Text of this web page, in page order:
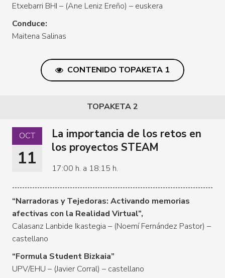
Etxebarri BHI – (Ane Leniz Ereño) – euskera
Conduce:
Maitena Salinas
CONTENIDO TOPAKETA 1
TOPAKETA 2
OCT
11
La importancia de los retos en
los proyectos STEAM
17:00 h. a 18:15 h.
“Narradoras y Tejedoras: Activando memorias
afectivas con la Realidad Virtual”,
Calasanz Lanbide Ikastegia – (Noemí Fernández Pastor) –
castellano
“Formula Student Bizkaia”
UPV/EHU – (Javier Corral) – castellano